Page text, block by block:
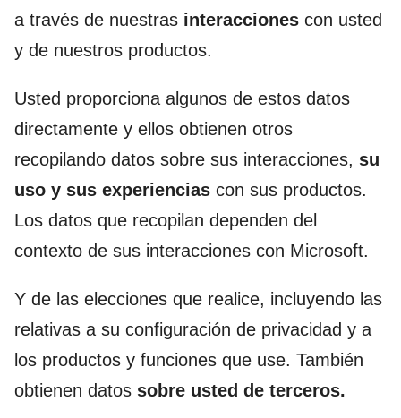
a través de nuestras interacciones con usted
y de nuestros productos.
Usted proporciona algunos de estos datos
directamente y ellos obtienen otros
recopilando datos sobre sus interacciones, su
uso y sus experiencias con sus productos.
Los datos que recopilan dependen del
contexto de sus interacciones con Microsoft.
Y de las elecciones que realice, incluyendo las
relativas a su configuración de privacidad y a
los productos y funciones que use. También
obtienen datos sobre usted de terceros.